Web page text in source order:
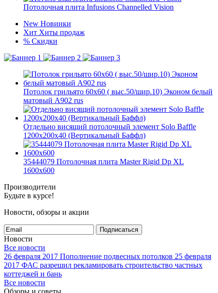
Потолочная плита Infusions Channelled Vision
New Новинки
Хит Хиты продаж
% Скидки
Потолок грильято 60х60 ( выс.50/шир.10) Эконом белый
матовый А902 rus
Отдельно висящий потолочный элемент Solo Baffle
1200x200x40 (Вертикальный Баффл)
35444079 Потолочная плита Master Rigid Dp XL
1600x600
Производители
Будьте в курсе!
Новости, обзоры и акции
Подписаться
Новости
Все новости
26 февраля 2017 Пополнение подвесных потолков 25 февраля
2017 ФАС разрешил рекламировать строительство частных
коттеджей и бань
Все новости
Обзоры и советы